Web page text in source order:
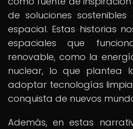
de soluciones
espacial. Estas historias
espaciales que
renovable, como la
nuclear, lo que plantea
adoptar tecnologías
conquista de nuevos
Además, en estas